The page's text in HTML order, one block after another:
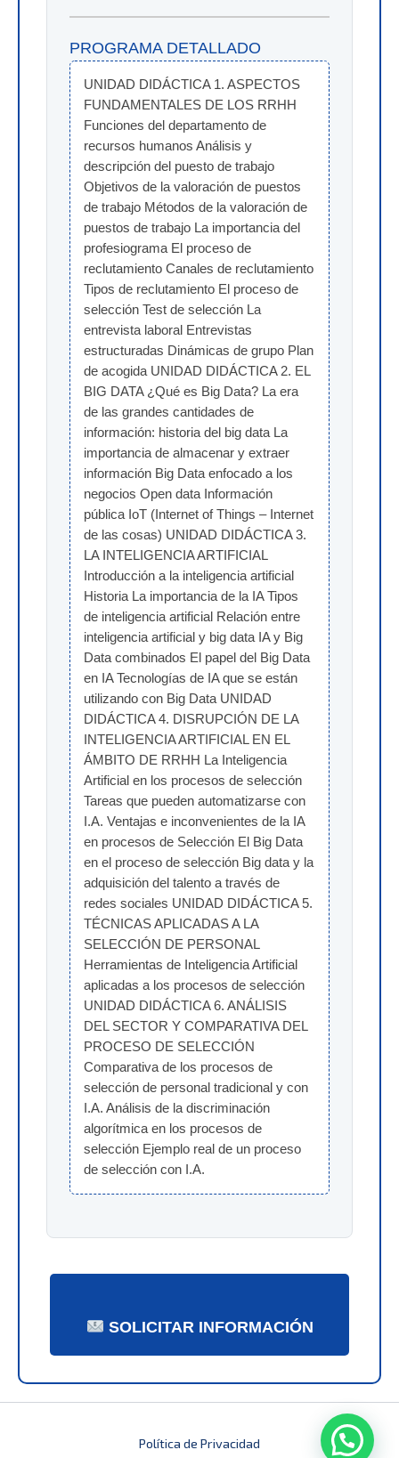
PROGRAMA DETALLADO
UNIDAD DIDÁCTICA 1. ASPECTOS
FUNDAMENTALES DE LOS RRHH
Funciones del departamento de
recursos humanos Análisis y
descripción del puesto de trabajo
Objetivos de la valoración de puestos
de trabajo Métodos de la valoración de
puestos de trabajo La importancia del
profesiograma El proceso de
reclutamiento Canales de reclutamiento
Tipos de reclutamiento El proceso de
selección Test de selección La
entrevista laboral Entrevistas
estructuradas Dinámicas de grupo Plan
de acogida UNIDAD DIDÁCTICA 2. EL
BIG DATA ¿Qué es Big Data? La era
de las grandes cantidades de
información: historia del big data La
importancia de almacenar y extraer
información Big Data enfocado a los
negocios Open data Información
pública IoT (Internet of Things – Internet
de las cosas) UNIDAD DIDÁCTICA 3.
LA INTELIGENCIA ARTIFICIAL
Introducción a la inteligencia artificial
Historia La importancia de la IA Tipos
de inteligencia artificial Relación entre
inteligencia artificial y big data IA y Big
Data combinados El papel del Big Data
en IA Tecnologías de IA que se están
utilizando con Big Data UNIDAD
DIDÁCTICA 4. DISRUPCIÓN DE LA
INTELIGENCIA ARTIFICIAL EN EL
ÁMBITO DE RRHH La Inteligencia
Artificial en los procesos de selección
Tareas que pueden automatizarse con
I.A. Ventajas e inconvenientes de la IA
en procesos de Selección El Big Data
en el proceso de selección Big data y la
adquisición del talento a través de
redes sociales UNIDAD DIDÁCTICA 5.
TÉCNICAS APLICADAS A LA
SELECCIÓN DE PERSONAL
Herramientas de Inteligencia Artificial
aplicadas a los procesos de selección
UNIDAD DIDÁCTICA 6. ANÁLISIS
DEL SECTOR Y COMPARATIVA DEL
PROCESO DE SELECCIÓN
Comparativa de los procesos de
selección de personal tradicional y con
I.A. Análisis de la discriminación
algorítmica en los procesos de
selección Ejemplo real de un proceso
de selección con I.A.
SOLICITAR INFORMACIÓN
Política de Privacidad